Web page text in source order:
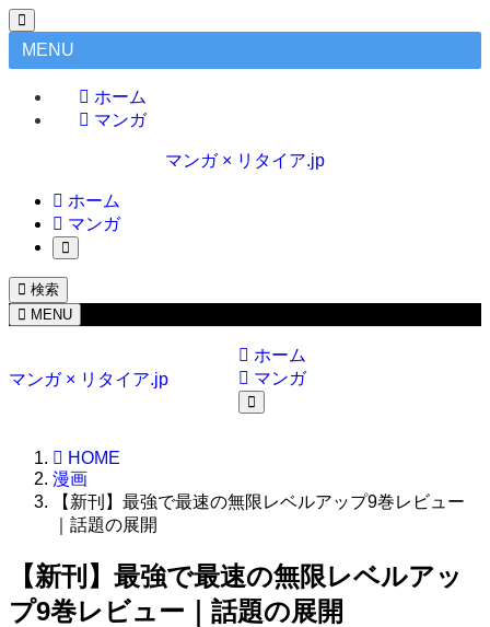
MENU
ホーム
マンガ
マンガ × リタイア.jp
ホーム
マンガ
検索
MENU
マンガ × リタイア.jp
ホーム
マンガ
HOME
漫画
【新刊】最強で最速の無限レベルアップ9巻レビュー
｜話題の展開
【新刊】最強で最速の無限レベルアッ
プ9巻レビュー｜話題の展開